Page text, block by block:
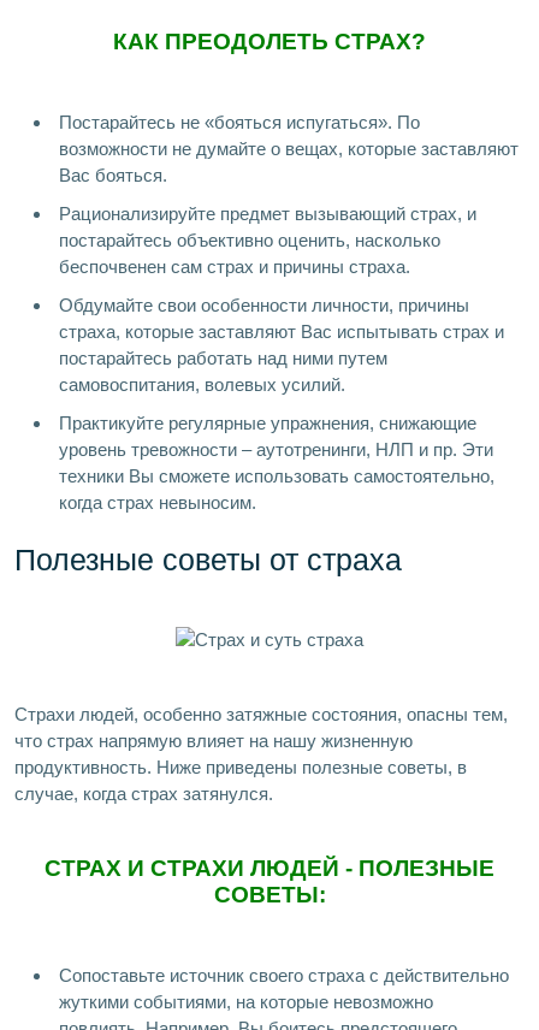
КАК ПРЕОДОЛЕТЬ СТРАХ?
Постарайтесь не «бояться испугаться». По
возможности не думайте о вещах, которые заставляют
Вас бояться.
Рационализируйте предмет вызывающий страх, и
постарайтесь объективно оценить, насколько
беспочвенен сам страх и причины страха.
Обдумайте свои особенности личности, причины
страха, которые заставляют Вас испытывать страх и
постарайтесь работать над ними путем
самовоспитания, волевых усилий.
Практикуйте регулярные упражнения, снижающие
уровень тревожности – аутотренинги, НЛП и пр. Эти
техники Вы сможете использовать самостоятельно,
когда страх невыносим.
Полезные советы от страха
Страхи людей, особенно затяжные состояния, опасны тем,
что страх напрямую влияет на нашу жизненную
продуктивность. Ниже приведены полезные советы, в
случае, когда страх затянулся.
СТРАХ И СТРАХИ ЛЮДЕЙ - ПОЛЕЗНЫЕ
СОВЕТЫ:
Сопоставьте источник своего страха с действительно
жуткими событиями, на которые невозможно